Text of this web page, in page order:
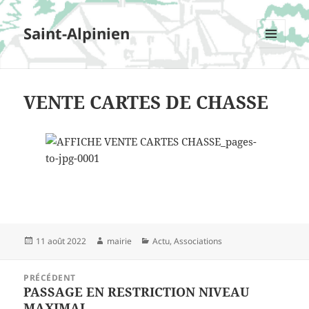
Saint-Alpinien
MENU
VENTE CARTES DE CHASSE
Publié
11 août 2022 Auteur
mairie Catégories
Actu,Associations
l'article
PRÉCÉDENT
Article
PASSAGE EN RESTRICTION NIVEAU